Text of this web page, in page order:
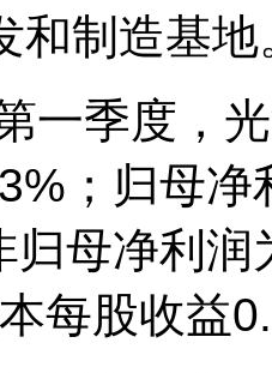
和制造基地
季度，光
；归母
归母净利
每股收益